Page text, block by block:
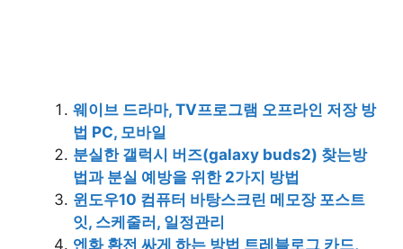
웨이브 드라마, TV프로그램 오프라인 저장 방
법 PC, 모바일
분실한 갤럭시 버즈(galaxy buds2) 찾는방
법과 분실 예방을 위한 2가지 방법
윈도우10 컴퓨터 바탕스크린 메모장 포스트
잇, 스케줄러, 일정관리
엔화 환전 싸게 하는 방법 트레블로그 카드,